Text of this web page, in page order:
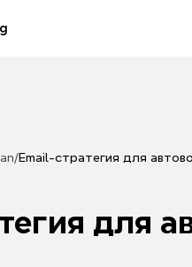
/Email-стратегия для
для